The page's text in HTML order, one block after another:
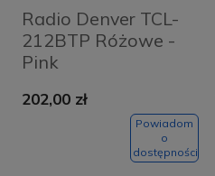
Radio Denver TCL-
212BTP Różowe -
Pink
202,00 zł
Powiadom
o
dostępności